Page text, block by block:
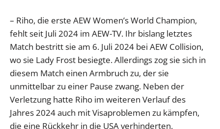
– Riho, die erste AEW Women’s World Champion,
fehlt seit Juli 2024 im AEW-TV. Ihr bislang letztes
Match bestritt sie am 6. Juli 2024 bei AEW Collision,
wo sie Lady Frost besiegte. Allerdings zog sie sich in
diesem Match einen Armbruch zu, der sie
unmittelbar zu einer Pause zwang. Neben der
Verletzung hatte Riho im weiteren Verlauf des
Jahres 2024 auch mit Visaproblemen zu kämpfen,
die eine Rückkehr in die USA verhinderten.